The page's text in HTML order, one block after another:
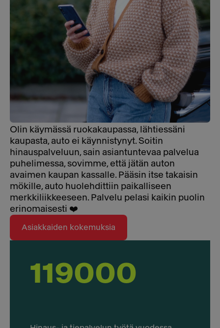
Olin käymässä ruokakaupassa, lähtiessäni
kaupasta, auto ei käynnistynyt. Soitin
hinauspalveluun, sain asiantuntevaa palvelua
puhelimessa, sovimme, että jätän auton
avaimen kaupan kassalle. Pääsin itse takaisin
mökille, auto huolehdittiin paikalliseen
merkkiliikkeeseen. Palvelu pelasi kaikin puolin
erinomaisesti ❤️
Asiakkaiden kokemuksia
119000